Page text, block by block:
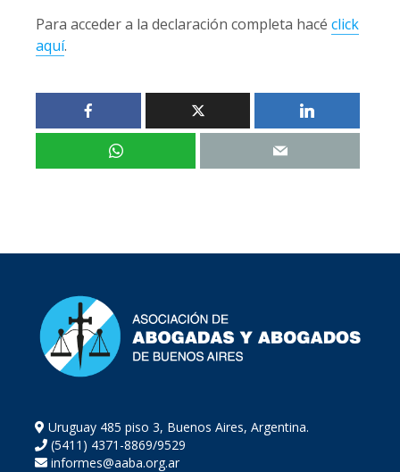
Para acceder a la declaración completa hacé click
aquí.
Uruguay 485 piso 3, Buenos Aires, Argentina.
(5411) 4371-8869/9529
informes@aaba.org.ar